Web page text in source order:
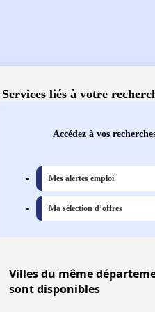
Services liés à votre
Accédez à vos
Mes alertes emploi
Ma sélection d’offres
Villesdu même
sont disponibles